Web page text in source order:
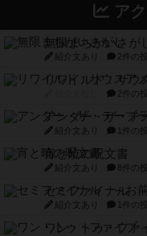
ア
無限まちがいさがし
紹介文あり 2件の
リワイルド：サウ
2件の
アンダー・ザ・テ
紹介文あり 1件の
宵と暁の呪文書
紹介文あり 8件の
セミファイナル
紹介文あり 1件の
ワン・トゥ・ファ